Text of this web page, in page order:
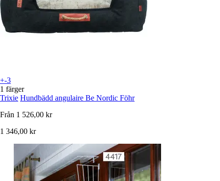
+-3
1 färger
Trixie Hundbädd angulaire Be Nordic Föhr
Från 1 526,00 kr
1 346,00 kr